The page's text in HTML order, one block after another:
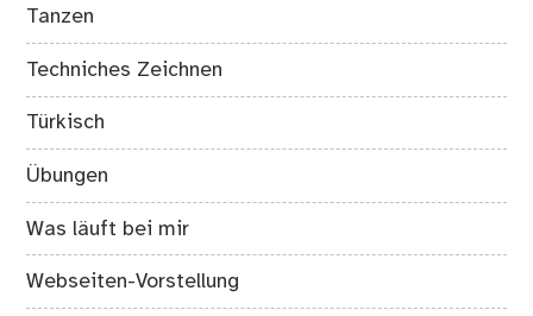
Tanzen
Techniches Zeichnen
Türkisch
Übungen
Was läuft bei mir
Webseiten-Vorstellung